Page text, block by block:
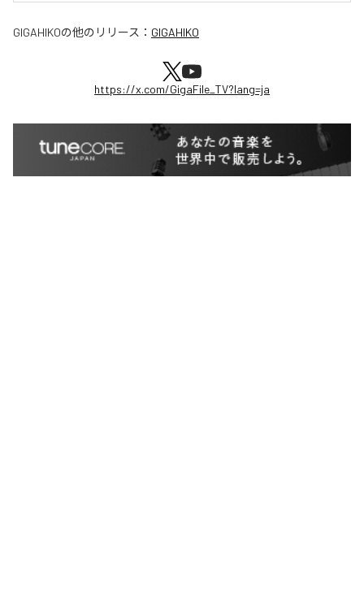
GIGAHIKOの他のリリース： GIGAHIKO
https://x.com/GigaFile_TV?lang=ja